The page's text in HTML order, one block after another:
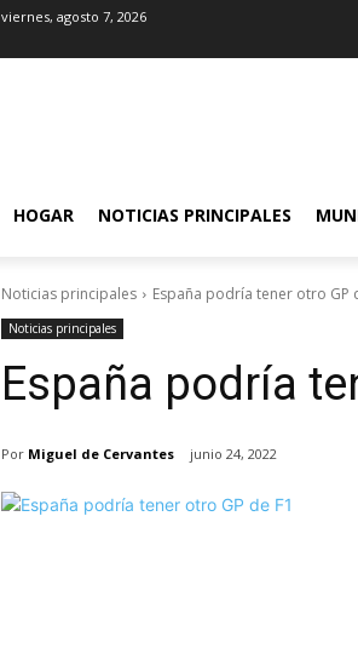
viernes, agosto 7, 2026
HOGAR NOTICIAS PRINCIPALES
Noticias principales España podría tener otro GP
Noticias principales
España podría
Por Miguel de Cervantes junio 24, 2022